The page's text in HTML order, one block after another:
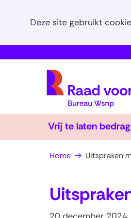
CookiesDeze site gebruikt
deze
Vrij te laten bedrag
Home Uitspraken